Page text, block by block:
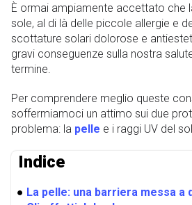
È ormai ampiamente accettato che
sole, al di là delle piccole allergie e
scottature solari dolorose e
gravi conseguenze sulla nostra
termine.
Per comprendere meglio queste
soffermiamoci un attimo sui due
problema: la pelle e i raggi UV del
Indice
● La pelle: una barriera messa a